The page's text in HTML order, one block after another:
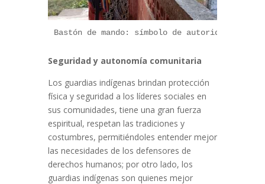
Bastón de mando: símbolo de autoridad,
Seguridad y autonomía comunitaria
Los guardias indígenas brindan protección
física y seguridad a los líderes sociales en
sus comunidades, tiene una gran fuerza
espiritual, respetan las tradiciones y
costumbres, permitiéndoles entender mejor
las necesidades de los defensores de
derechos humanos; por otro lado, los
guardias indígenas son quienes mejor